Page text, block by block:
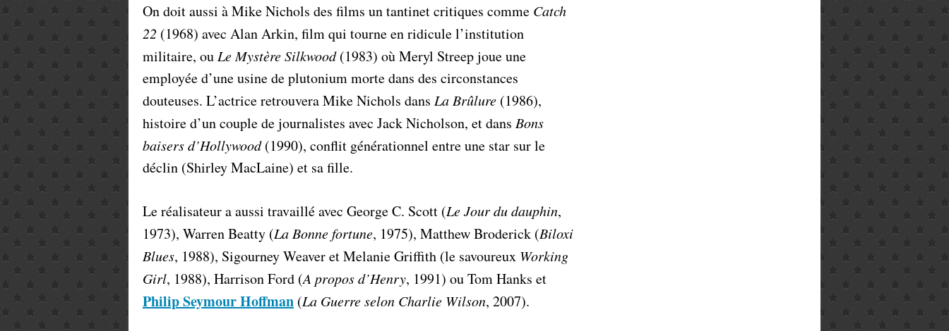
On doit aussi à Mike Nichols des films un tantinet critiques comme Catch
22 (1968) avec Alan Arkin, film qui tourne en ridicule l’institution
militaire, ou Le Mystère Silkwood(1983) où Meryl Streep joue une
employée d’une usine de plutonium morte dans des circonstances
douteuses. L’actrice retrouvera Mike Nichols dans La Brûlure (1986),
histoire d’un couple de journalistes avec Jack Nicholson, et dans Bons
baisers d’Hollywood(1990), conflit générationnel entre une star sur le
déclin (Shirley MacLaine) et sa fille.
Le réalisateur a aussi travaillé avec George C. Scott (Le Jour du dauphin,
1973), Warren Beatty (La Bonne fortune, 1975), Matthew Broderick (Biloxi
Blues, 1988), Sigourney Weaver et Melanie Griffith (le savoureux Working
Girl, 1988), Harrison Ford (A propos d’Henry, 1991) ou Tom Hanks et
Philip Seymour Hoffman (La Guerre selon Charlie Wilson, 2007).